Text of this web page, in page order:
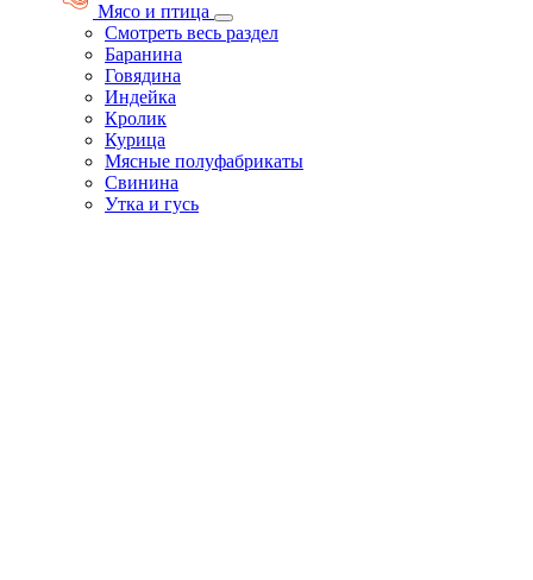
Мясо и птица
Смотреть весь раздел
Баранина
Говядина
Индейка
Кролик
Курица
Мясные полуфабрикаты
Свинина
Утка и гусь